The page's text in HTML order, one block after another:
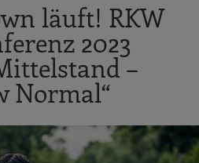
läuft! RKW
2023
–
Normal“